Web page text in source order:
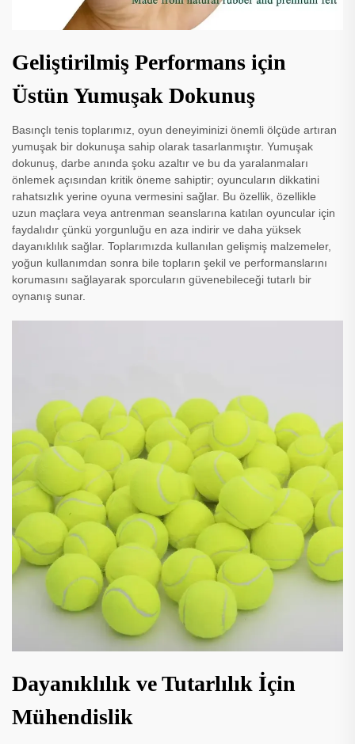
Geliştirilmiş Performans için
Üstün Yumuşak Dokunuş
Basınçlı tenis toplarımız, oyun deneyiminizi önemli ölçüde artıran
yumuşak bir dokunuşa sahip olarak tasarlanmıştır. Yumuşak
dokunuş, darbe anında şoku azaltır ve bu da yaralanmaları
önlemek açısından kritik öneme sahiptir; oyuncuların dikkatini
rahatsızlık yerine oyuna vermesini sağlar. Bu özellik, özellikle
uzun maçlara veya antrenman seanslarına katılan oyuncular için
faydalıdır çünkü yorgunluğu en aza indirir ve daha yüksek
dayanıklılık sağlar. Toplarımızda kullanılan gelişmiş malzemeler,
yoğun kullanımdan sonra bile topların şekil ve performanslarını
korumasını sağlayarak sporcuların güvenebileceği tutarlı bir
oynanış sunar.
Dayanıklılık ve Tutarlılık İçin
Mühendislik